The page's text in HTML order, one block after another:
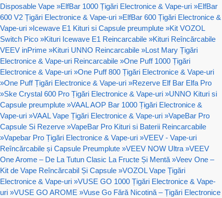
Disposable Vape »ElfBar 1000 Țigări Electronice & Vape-uri »ElfBar
600 V2 Țigări Electronice & Vape-uri »ElfBar 600 Țigări Electronice &
Vape-uri »Icewave E1 Kituri si Capsule preumplute »Kit VOZOL
Switch Pico »Kituri Icewave E1 Reincarcabile »Kituri Reîncărcabile
VEEV inPrime »Kituri UNNO Reincarcabile »Lost Mary Țigări
Electronice & Vape-uri Reincarcabile »One Puff 1000 Țigări
Electronice & Vape-uri »One Puff 800 Țigări Electronice & Vape-uri
»One Puff Țigări Electronice & Vape-uri »Rezerve Elf Bar Elfa Pro
»Ske Crystal 600 Pro Țigări Electronice & Vape-uri »UNNO Kituri si
Capsule preumplute »VAAL AOP Bar 1000 Țigări Electronice &
Vape-uri »VAAL Vape Țigări Electronice & Vape-uri »VapeBar Pro
Capsule Si Rezerve »VapeBar Pro Kituri si Baterii Reincarcabile
»Vapebar Pro Țigări Electronice & Vape-uri »VEEV - Vape-uri
Reîncărcabile și Capsule Preumplute »VEEV NOW Ultra »VEEV
One Arome – De La Tutun Clasic La Fructe Și Mentă »Veev One –
Kit de Vape Reîncărcabil Și Capsule »VOZOL Vape Țigări
Electronice & Vape-uri »VUSE GO 1000 Țigări Electronice & Vape-
uri »VUSE GO AROME »Vuse Go Fără Nicotină – Țigări Electronice